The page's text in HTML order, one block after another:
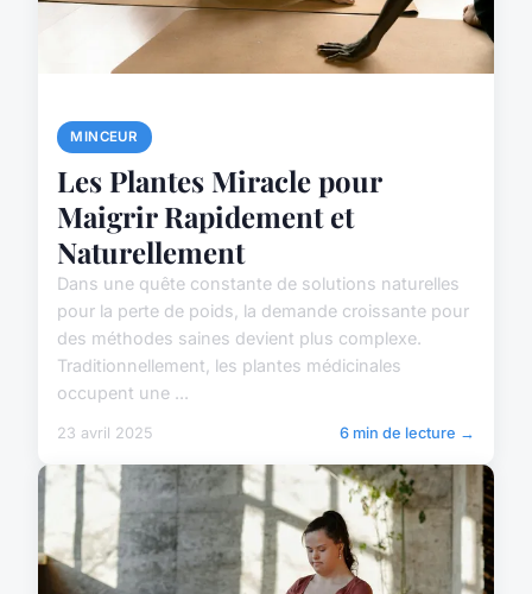
MINCEUR
Les Plantes Miracle pour
Maigrir Rapidement et
Naturellement
Dans une quête constante de solutions naturelles
pour la perte de poids, la demande croissante pour
des méthodes saines devient plus complexe.
Traditionnellement, les plantes médicinales
occupent une ...
23 avril 2025 6 min de lecture →